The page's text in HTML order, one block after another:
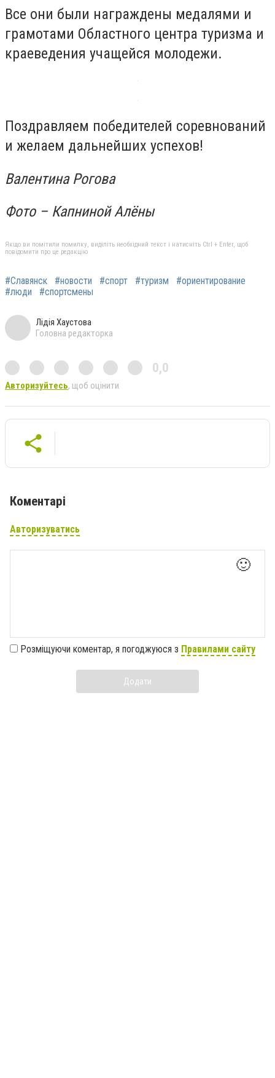
Все они были награждены медалями и
грамотами Областного центра туризма и
краеведения учащейся молодежи.
Поздравляем победителей соревнований
и желаем дальнейших успехов!
Валентина Рогова
Фото – Капниной Алёны
Якщо ви помітили помилку, виділіть необхідний текст і натисніть Ctrl + Enter, щоб
повідомити про це редакцію
#Славянск #новости #спорт #туризм
#ориентирование
#люди
#спортсмены
Лідія Хаустова
Головна редакторка
0,0
Авторизуйтесь, щоб оцінити
Коментарі
Авторизуватись
🙂
Розміщуючи коментар, я погоджуюся з Правилами сайту
Додати